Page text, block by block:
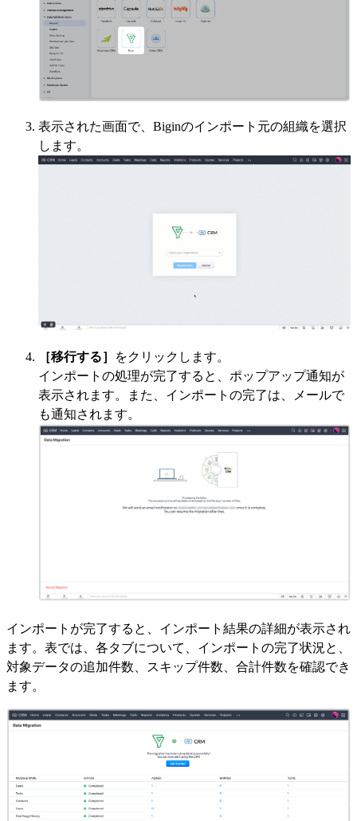
表示された画面で、Biginのインポート元の組織を選択
します。
［移行する］
をクリックします。
インポートの処理が完了すると、ポップアップ通知が
表示されます。また、インポートの完了は、メールで
も通知されます。
インポートが完了すると、インポート結果の詳細が表示され
ます。表では、各タブについて、インポートの完了状況と、
対象データの追加件数、スキップ件数、合計件数を確認でき
ます。